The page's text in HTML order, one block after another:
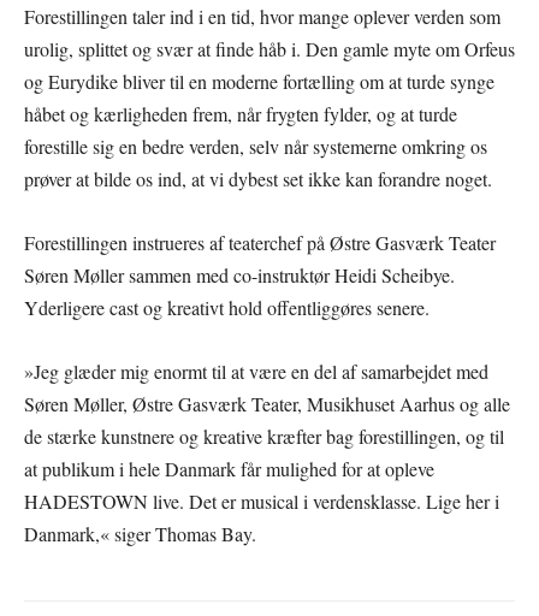
Forestillingen taler ind i en tid, hvor mange oplever verden som
urolig, splittet og svær at finde håb i. Den gamle myte om Orfeus
og Eurydike bliver til en moderne fortælling om at turde synge
håbet og kærligheden frem, når frygten fylder, og at turde
forestille sig en bedre verden, selv når systemerne omkring os
prøver at bilde os ind, at vi dybest set ikke kan forandre noget.
Forestillingen instrueres af teaterchef på Østre Gasværk Teater
Søren Møller sammen med co-instruktør Heidi Scheibye.
Yderligere cast og kreativt hold offentliggøres senere.
»Jeg glæder mig enormt til at være en del af samarbejdet med
Søren Møller, Østre Gasværk Teater, Musikhuset Aarhus og alle
de stærke kunstnere og kreative kræfter bag forestillingen, og til
at publikum i hele Danmark får mulighed for at opleve
HADESTOWN live. Det er musical i verdensklasse. Lige her i
Danmark,« siger Thomas Bay.